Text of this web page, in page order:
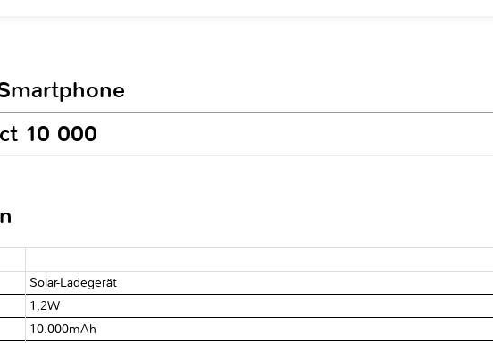
10 000
Solar-Ladegerät
1,2W
10.000mAh